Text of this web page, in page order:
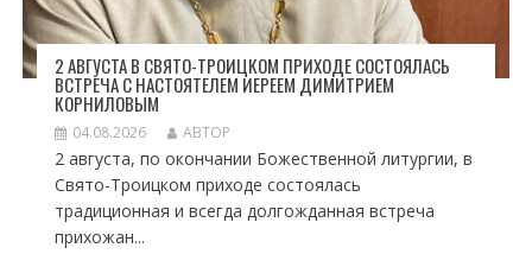
2 АВГУСТА В СВЯТО-ТРОИЦКОМ ПРИХОДЕ СОСТОЯЛАСЬ
ВСТРЕЧА С НАСТОЯТЕЛЕМ ИЕРЕЕМ ДИМИТРИЕМ
КОРНИЛОВЫМ
04.08.2026 АВТОР
2 августа, по окончании Божественной литургии, в
Свято-Троицком приходе состоялась
традиционная и всегда долгожданная встреча
прихожан...